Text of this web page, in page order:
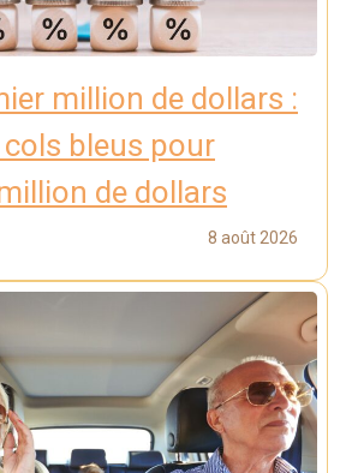
million de dollars :
cols bleus pour
de dollars
8 août 2026